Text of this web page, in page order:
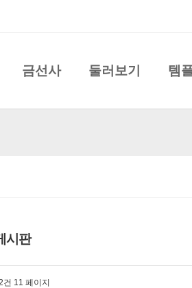
금선사 둘러보기 템
시판
건 11 페이지